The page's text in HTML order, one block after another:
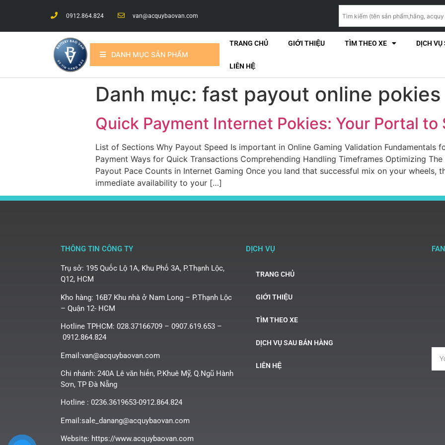
0912.864.824 van@acquybaovan.com
DANH MỤC SẢN PHẨM
TRANG CHỦ GIỚI THIỆU TÌM THEO XE DỊCH VỤ
LIÊN HỆ
Danh mục: fast payout online
Quick Payment Internet Pokies: Your Portal
List of Sections Why Payout Speed Is important in Online Gaming Validation Fundamentals
Payment Ways for Quick Transactions Comprehending Handling Timeframes Optimizing
Payout Pace Counts in Internet Gaming Once you land that successful mix on your wheels,
immediate availability to your […]
THÔNG TIN CÔNG TY
Trụ sở: 195 Quốc Lộ 1A, Khu Phố 3A, P.Thạnh Lộc,
Q12, HCM
Kho hàng: 16B7 Khu nhà ở Nam Long – P.Thạnh Lộc
– Quận 12- HCM
Hotline TPHCM: 028.37166709 – 0907.619.653 –
0912.864.824
Email:van@acquybaovan.com
Chi nhánh: 240A Lê văn hiến, P.Khuê Mỹ, Q.Ngũ Hành
Sơn, TP Đà Nẵng
Hotline : 0236.3619653-0912.864.824
Email:sale_danang@acquybaovan.com
Website: https://www.acquybaovan.com
DỊCH VỤ
TRANG CHỦ
GIỚI THIỆU
TÌM THEO XE
DỊCH VỤ SAU BÁN HÀNG
LIÊN HỆ